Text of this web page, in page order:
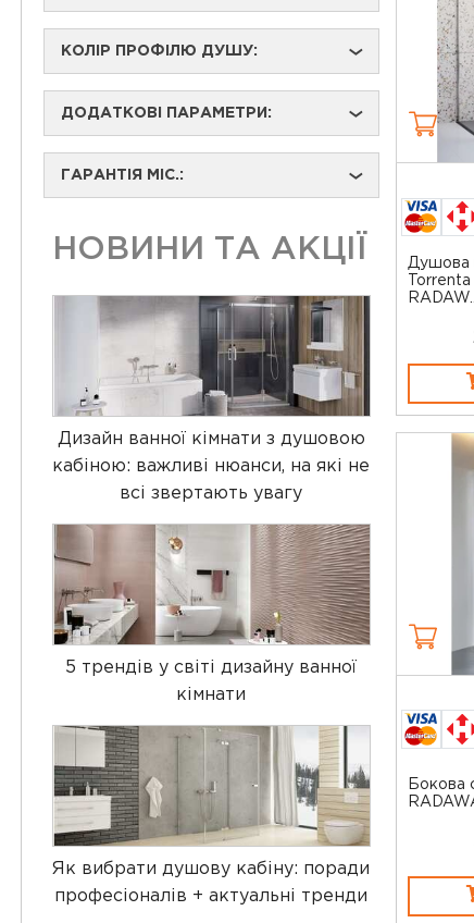
КОЛІР ПРОФІЛЮ ДУШУ: ›
ДОДАТКОВІ ПАРАМЕТРИ: ›
ГАРАНТІЯ МІС.: ›
НОВИНИ ТА АКЦІЇ
Дизайн ванної кімнати з душовою
кабіною: важливі нюанси, на які не
всі звертають увагу
5 трендів у світі дизайну ванної
кімнати
Як вибрати душову кабіну: поради
професіоналів + актуальні тренди
Душова
RADAW...
Бокова